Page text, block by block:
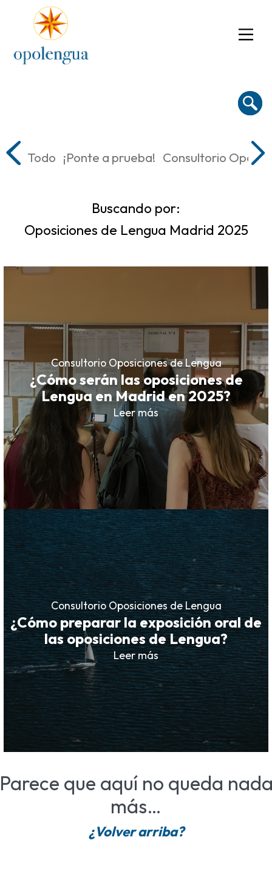
Todo ¡Ponte a prueba! Consultorio
Buscando por:
Oposiciones de Lengua Madrid 2025
Consultorio Oposiciones de Lengua
¿Cómo serán las oposiciones de
Lengua en Madrid en 2025?
Leer más
Consultorio Oposiciones de Lengua
¿Cómo preparar la exposición oral de
las oposiciones de Lengua?
Leer más
que aquí no queda
más…
¿Volver arriba?